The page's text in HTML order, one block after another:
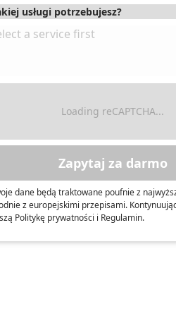
Loading reCAPTCHA...
Zapytaj za darmo
dane będą traktowane poufnie z
z europejskimi przepisami.
Politykę prywatności i Regulamin.